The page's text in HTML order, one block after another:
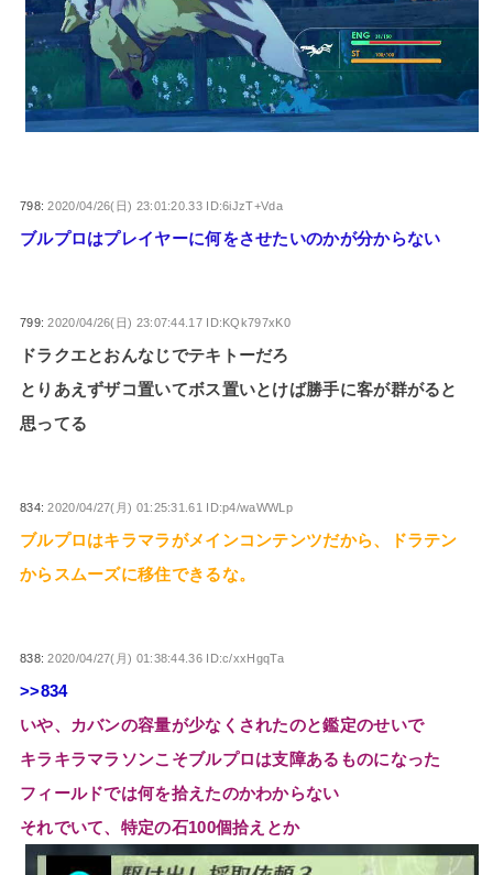
798:2020/04/26(日) 23:01:20.33 ID:6iJzT+Vda
ブルプロはプレイヤーに何をさせたいのかが分からない
799:2020/04/26(日) 23:07:44.17 ID:KQk797xK0
ドラクエとおんなじでテキトーだろ
とりあえずザコ置いてボス置いとけば勝手に客が群がると
思ってる
834:2020/04/27(月) 01:25:31.61 ID:p4/waWWLp
ブルプロはキラマラがメインコンテンツだから、ドラテン
からスムーズに移住できるな。
838:2020/04/27(月) 01:38:44.36 ID:c/xxHgqTa
>>834
いや、カバンの容量が少なくされたのと鑑定のせいで
キラキラマラソンこそブルプロは支障あるものになった
フィールドでは何を拾えたのかわからない
それでいて、特定の石100個拾えとか